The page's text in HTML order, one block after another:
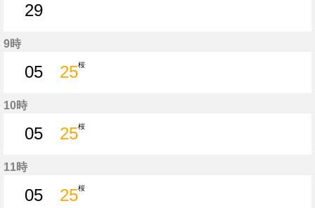
29
9時
05
25桜
10時
05
25桜
11時
05
25桜